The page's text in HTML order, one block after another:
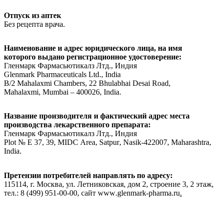
Отпуск из аптек
Без рецепта врача.
Наименование и адрес юридического лица, на имя
которого выдано регистрационное удостоверение:
Гленмарк Фармасьютикалз Лтд., Индия
Glenmark Pharmaceuticals Ltd., India
B/2 Mahalaxmi Chambers, 22 Bhulabhai Desai Road,
Mahalaxmi, Mumbai – 400026, India.
Название производителя и фактический адрес места
производства лекарственного препарата:
Гленмарк Фармасьютикалз Лтд., Индия
Plot№ E 37, 39, MIDC Area, Satpur, Nasik-422007, Maharashtra,
India.
Претензии потребителей направлять по адресу:
115114, г. Москва, ул. Летниковская, дом 2, строение 3, 2 этаж,
тел.: 8 (499) 951-00-00, сайт www.glenmark-pharma.ru.